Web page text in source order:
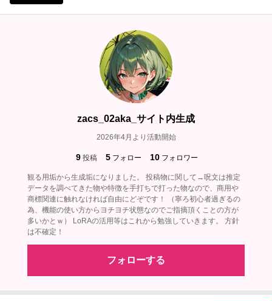
zacs_02aka_サイト内生成
2026年4月より活動開始
9 投稿 5 フォロー 10 フォロワー
観る用垢から生成垢になりました。 投稿物に関して→呪文は推定
データを調べてきた物や特徴を手打ちで打った物なので、商用や
商標関連に触れなければ自由にどぞです！ （寧ろ初心者過ぎるの
為、機能の使い方からヨチヨチ状態なのでご指摘頂くことの方が
多いかとｗ） LoRAの活用等はこれから勉強していきます。 方針
は不確定！
フォローする